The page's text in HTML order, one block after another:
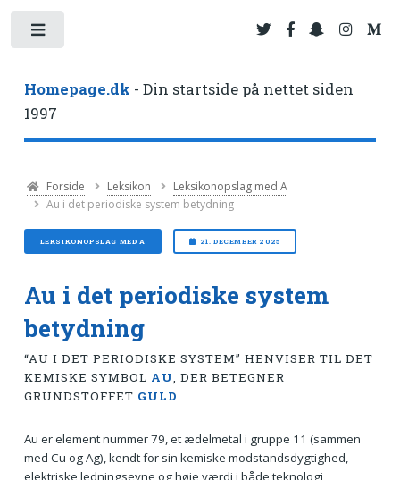
Homepage.dk - Din startside på nettet siden
1997
Forside Leksikon
Leksikonopslag med A
Au i det periodiske system betydning
LEKSIKONOPSLAG MED A 21. DECEMBER 2025
Au i det periodiske system
betydning
“AU I DET PERIODISKE SYSTEM” HENVISER TIL DET
KEMISKE SYMBOL AU, DER BETEGNER
GRUNDSTOFFET GULD
Au er element nummer 79, et ædelmetal i gruppe 11 (sammen
med Cu og Ag), kendt for sin kemiske modstandsdygtighed,
elektriske ledningsevne og høje værdi i både teknologi,